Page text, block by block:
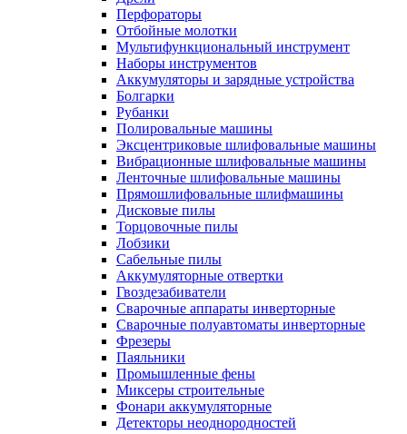
Перфораторы
Отбойные молотки
Мультифункциональный инструмент
Наборы инструментов
Аккумуляторы и зарядные устройства
Болгарки
Рубанки
Полировальные машины
Эксцентриковые шлифовальные машины
Вибрационные шлифовальные машины
Ленточные шлифовальные машины
Прямошлифовальные шлифмашины
Дисковые пилы
Торцовочные пилы
Лобзики
Сабельные пилы
Аккумуляторные отвертки
Гвоздезабиватели
Сварочные аппараты инверторные
Сварочные полуавтоматы инверторные
Фрезеры
Паяльники
Промышленные фены
Миксеры строительные
Фонари аккумуляторные
Детекторы неоднородностей